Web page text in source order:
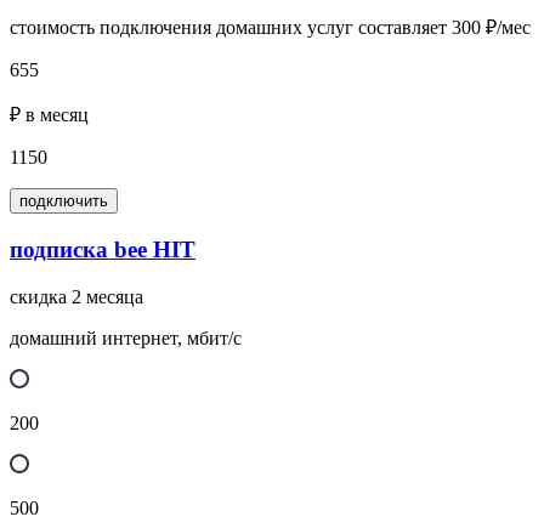
стоимость подключения домашних услуг составляет 300 ₽/мес
655
₽ в месяц
1150
подключить
подписка bee HIT
скидка 2 месяца
домашний интернет, мбит/с
200
500